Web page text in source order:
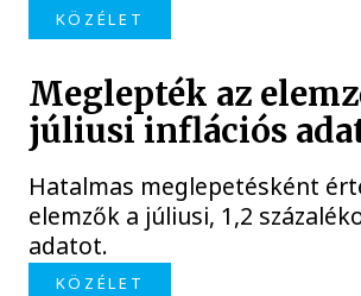
KÖZÉLET
Meglepték az
júliusi inflációs
Hatalmas meglepetésként
elemzők a júliusi, 1,2
adatot.
KÖZÉLET